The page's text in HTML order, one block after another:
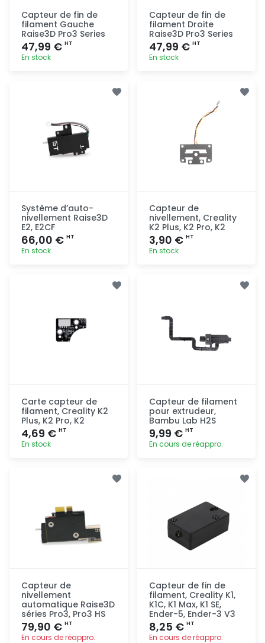
Capteur de fin de
filament Gauche
Raise3D Pro3 Series
47,99 € HT
En stock
Capteur de fin de
filament Droite
Raise3D Pro3 Series
47,99 € HT
En stock
Système d’auto-
nivellement Raise3D
E2, E2CF
66,00 € HT
En stock
Capteur de
nivellement, Creality
K2 Plus, K2 Pro, K2
3,90 € HT
En stock
Carte capteur de
filament, Creality K2
Plus, K2 Pro, K2
4,69 € HT
En stock
Capteur de filament
pour extrudeur,
Bambu Lab H2S
9,99 € HT
En cours de réappro.
Capteur de
nivellement
automatique Raise3D
séries Pro3, Pro3 HS
79,90 € HT
En cours de réappro.
Capteur de fin de
filament, Creality K1,
K1C, K1 Max, K1 SE,
Ender-5, Ender-3 V3
8,25 € HT
En cours de réappro.